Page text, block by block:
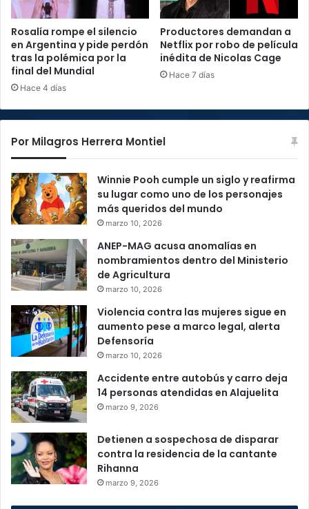
Rosalía rompe el silencio
en Argentina y pide perdón
tras la polémica por la
final del Mundial
Hace 4 días
Productores demandan a
Netflix por robo de película
inédita de Nicolas Cage
Hace 7 días
Por Milagros Herrera Montiel
Winnie Pooh cumple un siglo y reafirma
su lugar como uno de los personajes
más queridos del mundo
marzo 10, 2026
ANEP-MAG acusa anomalías en
nombramientos dentro del Ministerio
de Agricultura
marzo 10, 2026
Violencia contra las mujeres sigue en
aumento pese a marco legal, alerta
Defensoría
marzo 10, 2026
Accidente entre autobús y carro deja
14 personas atendidas en Alajuelita
marzo 9, 2026
Detienen a sospechosa de disparar
contra la residencia de la cantante
Rihanna
marzo 9, 2026